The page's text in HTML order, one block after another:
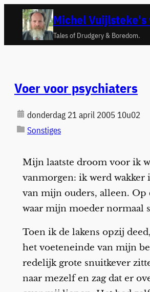
naar
Michel Vuijlsteke's
Tales of Drudgery & Boredom.
Voer voor psychiaters
donderdag 21 april 2005 10u02
Sonstiges
Mijn laatste droom voor ik
vanmorgen: ik werd wakker
van mijn ouders, alleen. Op
waar mijn moeder normaal
Toen ik de lakens opzij
het voeteneinde van mijn
redelijk grote snuitkever
naar mezelf en zag dat er